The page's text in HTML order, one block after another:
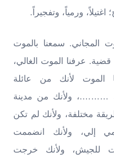
ورمياً، وتفجيراً.
المجاني. سمعنا بالموت
عرفنا الموت الغالي،
الموت لأنك من عائلة
……….، ولأنك من مدينة
مختلفة، ولأنك لم تكن
إلي، ولأنك انضممت
للجيش، ولأنك خرجت